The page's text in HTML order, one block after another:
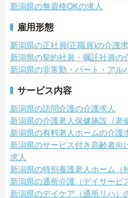
新潟県の無資格OKの求人
雇用形態
新潟県の正社員(正職員)の介護
新潟県の契約社員・嘱託社員の
新潟県の非常勤・パート・アル
サービス内容
新潟県の訪問介護の介護求人
新潟県の介護老人保健施設（老
新潟県の有料老人ホームの介護
新潟県のサービス付き高齢者向
求人
新潟県の特別養護老人ホーム（
新潟県の通所介護（デイサービ
新潟県のデイケア（通所リハ）